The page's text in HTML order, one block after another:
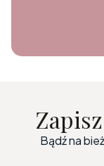
Bądź na